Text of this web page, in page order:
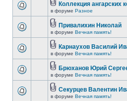
Коллекция ангарских
в форуме Разное
Привалихин Николай
в форуме Вечная память!
Карнаухов Василий
в форуме Вечная память!
Брюханов Юрий
в форуме Вечная память!
Секурцев Валентин
в форуме Вечная память!